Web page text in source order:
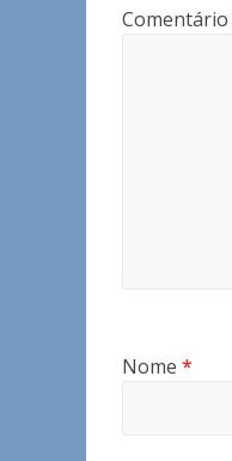
Comentário
Nome *